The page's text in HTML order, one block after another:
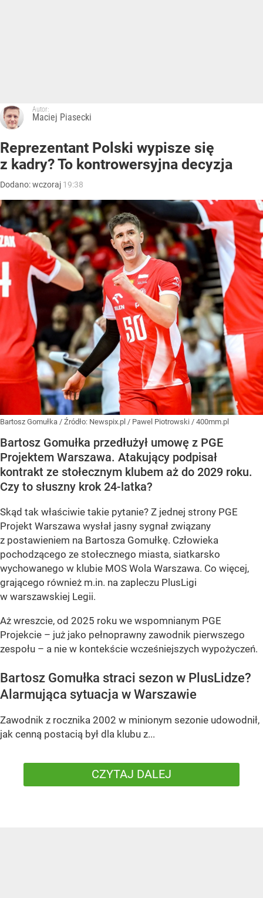
Autor:
Maciej Piasecki
Reprezentant Polski wypisze się
z kadry? To kontrowersyjna decyzja
Dodano:wczoraj 19:38
Bartosz Gomułka / Źródło: Newspix.pl / Pawel Piotrowski / 400mm.pl
Bartosz Gomułka przedłużył umowę z PGE
Projektem Warszawa. Atakujący podpisał
kontrakt ze stołecznym klubem aż do 2029 roku.
Czy to słuszny krok 24-latka?
Skąd tak właściwie takie pytanie? Z jednej strony PGE
Projekt Warszawa wysłał jasny sygnał związany
z postawieniem na Bartosza Gomułkę. Człowieka
pochodzącego ze stołecznego miasta, siatkarsko
wychowanego w klubie MOS Wola Warszawa. Co więcej,
grającego również m.in. na zapleczu PlusLigi
w warszawskiej Legii.
Aż wreszcie, od 2025 roku we wspomnianym PGE
Projekcie – już jako pełnoprawny zawodnik pierwszego
zespołu – a nie w kontekście wcześniejszych wypożyczeń.
Bartosz Gomułka straci sezon w PlusLidze?
Alarmująca sytuacja w Warszawie
Zawodnik z rocznika 2002 w minionym sezonie udowodnił,
jak cenną postacią był dla klubu z...
CZYTAJ DALEJ